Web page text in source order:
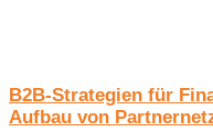
B2B-Strategien für
Aufbau von